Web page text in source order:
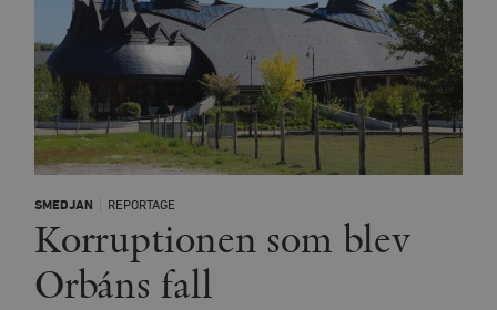
SMEDJAN REPORTAGE
Korruptionen som blev
Orbáns fall